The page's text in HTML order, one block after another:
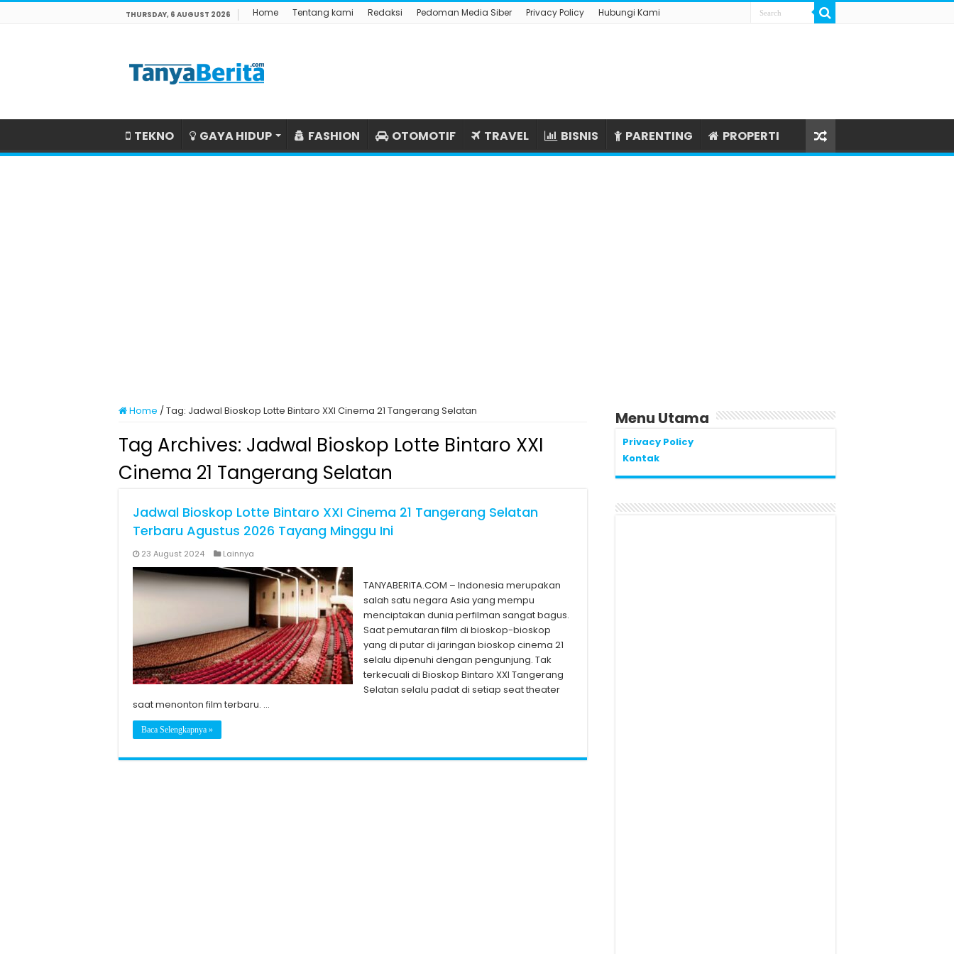
THURSDAY, 6 AUGUST 2026 Home Tentang kami Redaksi Pedoman Media Siber Privacy Policy Hubungi Kami
TEKNO GAYA HIDUP FASHION OTOMOTIF TRAVEL BISNIS PARENTING PROPERTI
Home /Tag: Jadwal Bioskop Lotte Bintaro XXI Cinema 21 Tangerang Selatan
Tag Archives: Jadwal Bioskop Lotte Bintaro XXI
Cinema 21 Tangerang Selatan
Jadwal Bioskop Lotte Bintaro XXI Cinema 21 Tangerang Selatan
Terbaru Agustus 2026 Tayang Minggu Ini
23 August 2024 Lainnya
TANYABERITA.COM – Indonesia merupakan
salah satu negara Asia yang mempu
menciptakan dunia perfilman sangat bagus.
Saat pemutaran film di bioskop-bioskop
yang di putar di jaringan bioskop cinema 21
selalu dipenuhi dengan pengunjung. Tak
terkecuali di Bioskop Bintaro XXI Tangerang
Selatan selalu padat di setiap seat theater
saat menonton film terbaru. …
Baca Selengkapnya »
Menu Utama
Privacy Policy
Kontak